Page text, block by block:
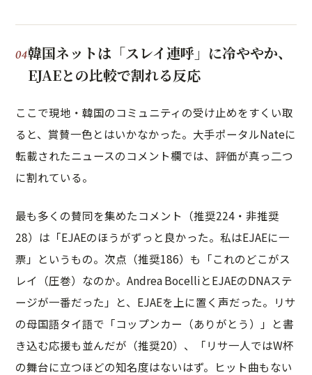
韓国ネットは「スレイ連呼」に冷ややか、
EJAEとの比較で割れる反応
ここで現地・韓国のコミュニティの受け止めをすくい取
ると、賞賛一色とはいかなかった。大手ポータルNateに
転載されたニュースのコメント欄では、評価が真っ二つ
に割れている。
最も多くの賛同を集めたコメント（推奨224・非推奨
28）は「EJAEのほうがずっと良かった。私はEJAEに一
票」というもの。次点（推奨186）も「これのどこがス
レイ（圧巻）なのか。Andrea BocelliとEJAEのDNAステ
ージが一番だった」と、EJAEを上に置く声だった。リサ
の母国語タイ語で「コップンカー（ありがとう）」と書
き込む応援も並んだが（推奨20）、「リサ一人ではW杯
の舞台に立つほどの知名度はないはず。ヒット曲もない